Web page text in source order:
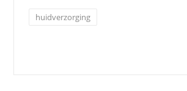
huidverzorging